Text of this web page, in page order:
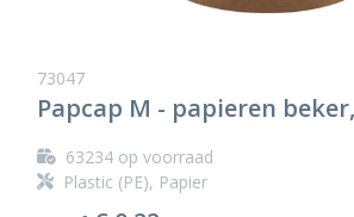
73047
Papcap M - papieren
63234op voorraad
Plastic (PE), Papier